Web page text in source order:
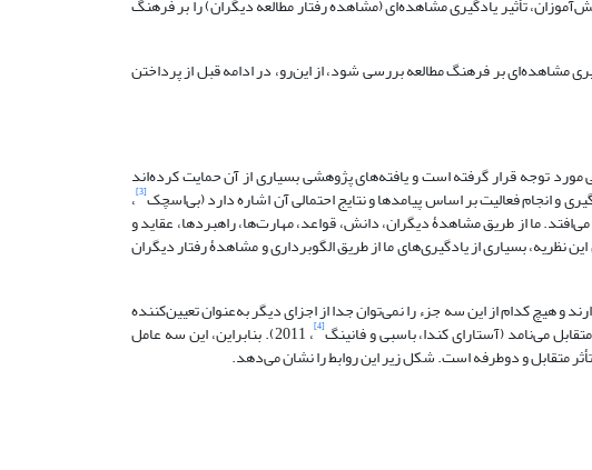
تأثیر یادگیری مشاهده‌ای (مشاهده رفتار مطالعه دیگران) را بر فرهنگ
مشاهده‌ای بر فرهنگ مطالعه بررسی شود، از این‌رو، در ادامه قبل از پرداختن
توجه قرار گرفته است و یافته‌های پژوهشی بسیاری از آن حمایت کرده‌اند
[3] ،
می‌افتد. ما از طریق مشاهدۀ دیگران، دانش، قواعد، مهارت‌ها، راهبرد‌ها، عقاید و
بسیاری از یادگیری‌های ما از طریق الگو‌برداری و مشاهدۀ رفتار دیگران
و هیچ کدام از این سه جزء را نمی‌توان جدا از اجزای دیگر به‌عنوان تعیین‌کننده
می‌نامد (آستارای کندا، باسبی و فانینگ[4] ، 2011). بنابراین، این سه عامل
متقابل و دوطرفه است. شکل زیر این روابط را نشان می‌دهد.